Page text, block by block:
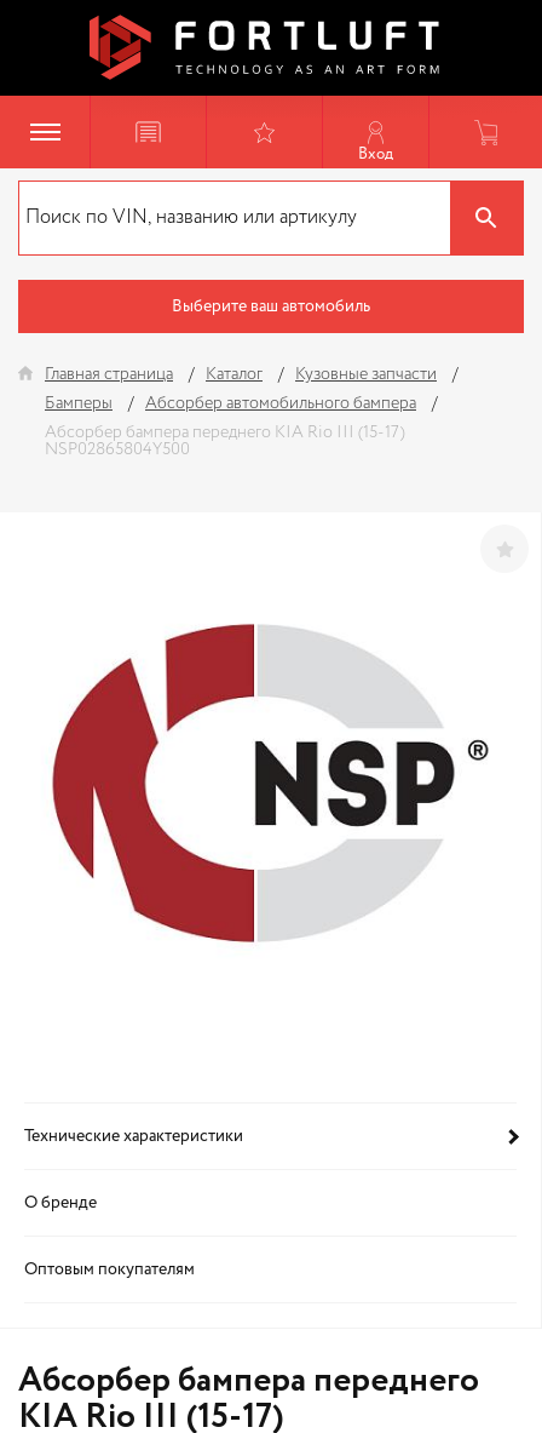
Вход
Выберите ваш автомобиль
Главная страница Каталог
Кузовные запчасти
Бамперы
Абсорбер автомобильного бампера
Абсорбер бампера переднего KIA Rio III (15-17)
NSP02865804Y500
Технические характеристики
О бренде
Оптовым покупателям
Абсорбер бампера переднего
KIA Rio III (15-17)